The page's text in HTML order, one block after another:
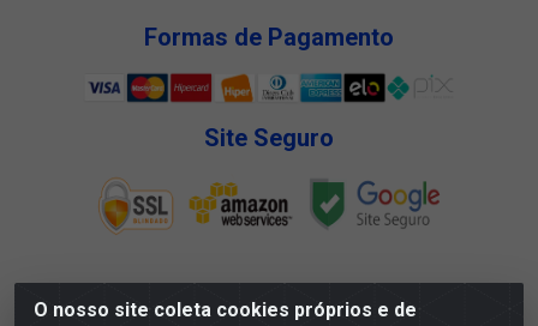
O nosso site coleta cookies próprios e de
Formas de Pagamento
Site Seguro